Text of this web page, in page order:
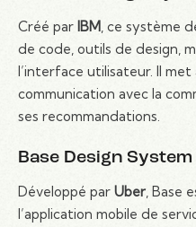
Créé par IBM, ce système
de code, outils de design,
l’interface utilisateur. Il met
communication avec la
ses recommandations.
Base Design System
Développé par Uber, Base
l’application mobile de